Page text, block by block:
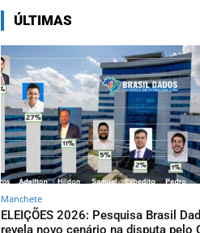
ÚLTIMAS
Manchete
ELEIÇÕES 2026: Pesquisa Brasil
revela novo cenário na disputa pelo